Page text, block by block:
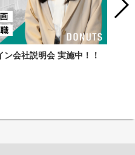
ン会社説明会 実施中！！